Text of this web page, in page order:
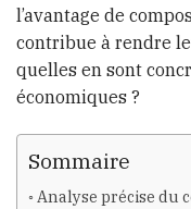
l’avantage de
contribue à rendre
quelles en sont
économiques ?
Sommaire
Analyse précise du